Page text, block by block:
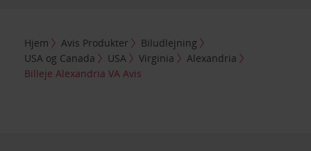
Hjem Avis Produkter
Biludlejning
USA og Canada
USA Virginia
Alexandria
Billeje Alexandria VA Avis